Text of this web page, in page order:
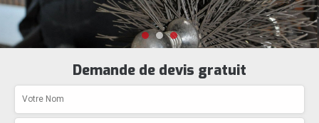
Demande de devis gratuit